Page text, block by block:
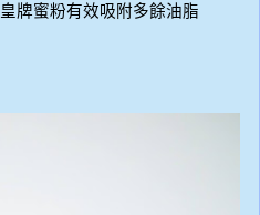
皇牌蜜粉有效吸附多餘油脂